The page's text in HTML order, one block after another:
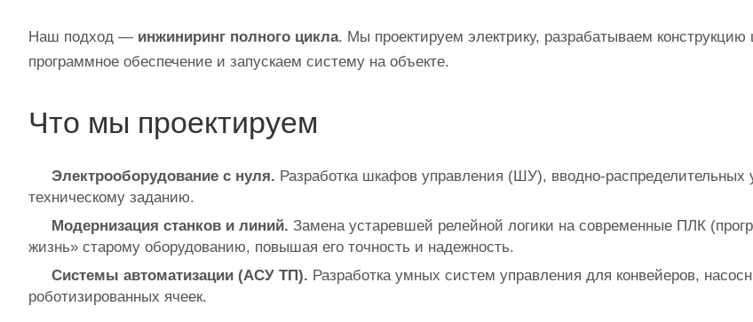
Наш подход — инжиниринг полного цикла. Мы проектируем электрику, разрабатываем
программное обеспечение и запускаем систему на объекте.
Что мы проектируем
Электрооборудование с нуля. Разработка шкафов управления (ШУ), вводно-
техническому заданию.
Модернизация станков и линий. Замена устаревшей релейной логики на современные ПЛК
жизнь» старому оборудованию, повышая его точность и надежность.
Системы автоматизации (АСУ ТП). Разработка умных систем управления для конвейеров,
роботизированных ячеек.